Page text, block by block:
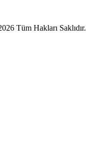
Tüm Hakları Saklıdır.